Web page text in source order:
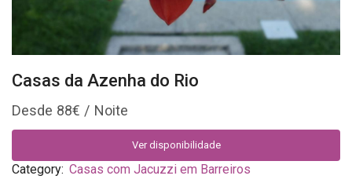
Casas da Azenha do Rio
88€
Ver disponibilidade
Category: Casas com Jacuzzi em Barreiros